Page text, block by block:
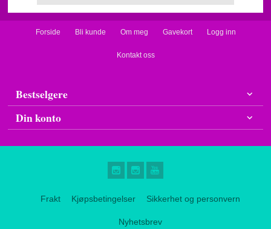
Forside Bli kunde Om meg Gavekort Logg inn
Kontakt oss
Bestselgere
Din konto
Frakt Kjøpsbetingelser Sikkerhet og personvern
Nyhetsbrev